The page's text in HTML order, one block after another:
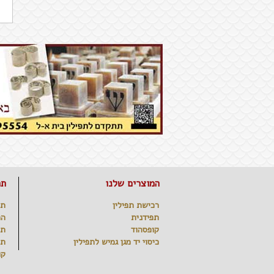
המוצרים שלנו
רכישת תפילין
תפידנית
קופסהוד
כיסוי יד מגן גמיש לתפילין